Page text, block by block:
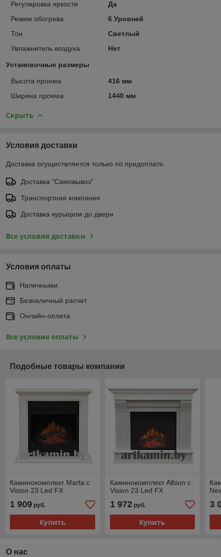
Регулировка яркости
Да
Режим обогрева
6 Уровней
Тон
Светлый
Увлажнитель воздуха
Нет
Установочные размеры
Высота проема
416 мм
Ширина проема
1440 мм
Скрыть
Условия доставки
Доставка осуществляется только по предоплате.
Доставка "Самовывоз"
Транспортная компания
Доставка курьером до двери
Все условия доставки
Условия оплаты
Наличными
Безналичный расчет
Онлайн-оплата
Все условия оплаты
Подобные товары компании
Каминокомплект Marta с
Vision 23 Led FX
1 909 руб.
Купить
Каминокомплект Albion с
Vision 23 Led FX
1 972руб.
Купить
3
О нас